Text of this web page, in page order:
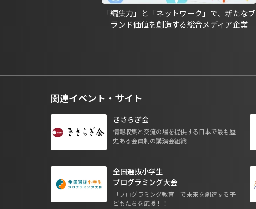
「編集力」と「ネットワーク」で、新たなブ
ランド価値を創造する総合メディア企業
関連イベント・サイト
きさらぎ会
情報収集と交流の場を提供する日本で最も歴
史ある会員制の講演会組織
全国選抜小学生
プログラミング大会
「プログラミング教育」で未来を創造する子
どもたちを応援！！